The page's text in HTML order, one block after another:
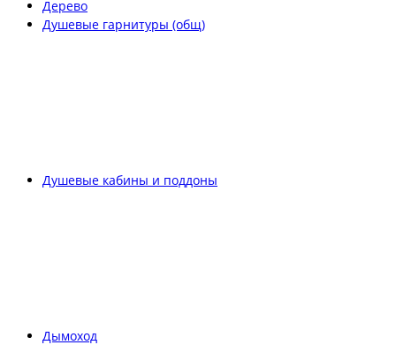
Дерево
Душевые гарнитуры (общ)
Душевые кабины и поддоны
Дымоход